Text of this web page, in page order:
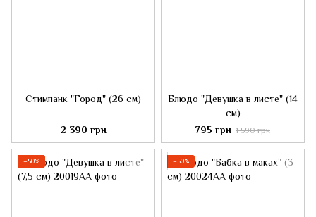
Стимпанк "Город" (26 см)
2 390 грн
Блюдо "Девушка в листе" (14
см)
795 грн 1 590 грн
−50% −50%